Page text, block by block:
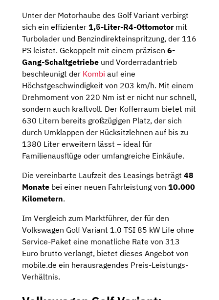
Unter der Motorhaube des Golf Variant verbirgt
sich ein effizienter 1,5-Liter-R4-Ottomotormit
Turbolader und Benzindirekteinspritzung, der 116
PS leistet. Gekoppelt mit einem präzisen 6-
Gang-Schaltgetriebe und Vorderradantrieb
beschleunigt der Kombi auf eine
Höchstgeschwindigkeit von 203 km/h. Mit einem
Drehmoment von 220 Nm ist er nicht nur schnell,
sondern auch kraftvoll. Der Kofferraum bietet mit
630 Litern bereits großzügigen Platz, der sich
durch Umklappen der Rücksitzlehnen auf bis zu
1380 Liter erweitern lässt – ideal für
Familienausflüge oder umfangreiche Einkäufe.
Die vereinbarte Laufzeit des Leasings beträgt 48
Monate bei einer neuen Fahrleistung von 10.000
Kilometern.
Im Vergleich zum Marktführer, der für den
Volkswagen Golf Variant 1.0 TSI 85 kW Life ohne
Service-Paket eine monatliche Rate von 313
Euro brutto verlangt, bietet dieses Angebot von
mobile.de ein herausragendes Preis-Leistungs-
Verhältnis.